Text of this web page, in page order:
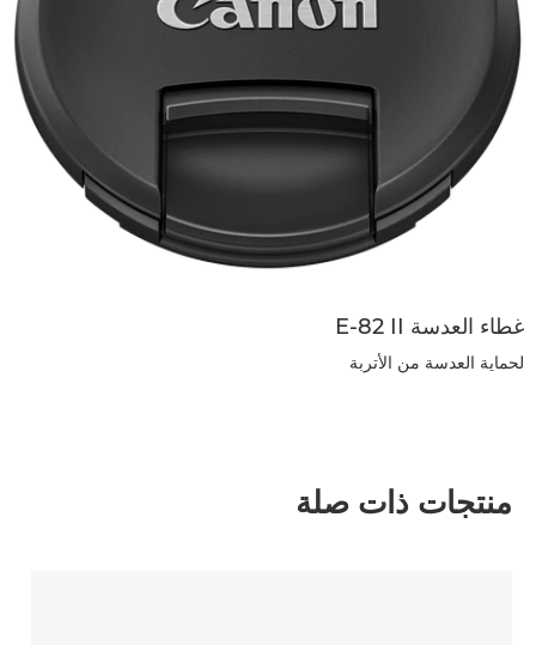
غطاء العدسة E-82 II
لحماية العدسة من الأتربة
منتجات ذات صلة